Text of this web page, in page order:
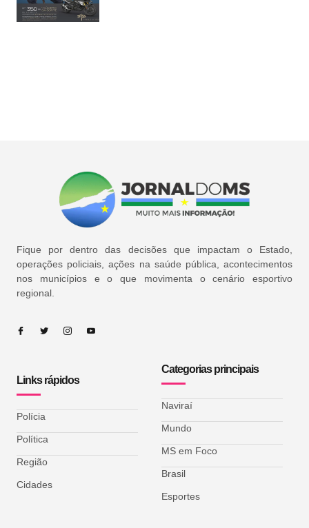
Fique por dentro das decisões que impactam o Estado,
operações policiais, ações na saúde pública, acontecimentos
nos municípios e o que movimenta o cenário esportivo
regional.
Links rápidos
Polícia
Política
Região
Cidades
Categorias principais
Naviraí
Mundo
MS em Foco
Brasil
Esportes